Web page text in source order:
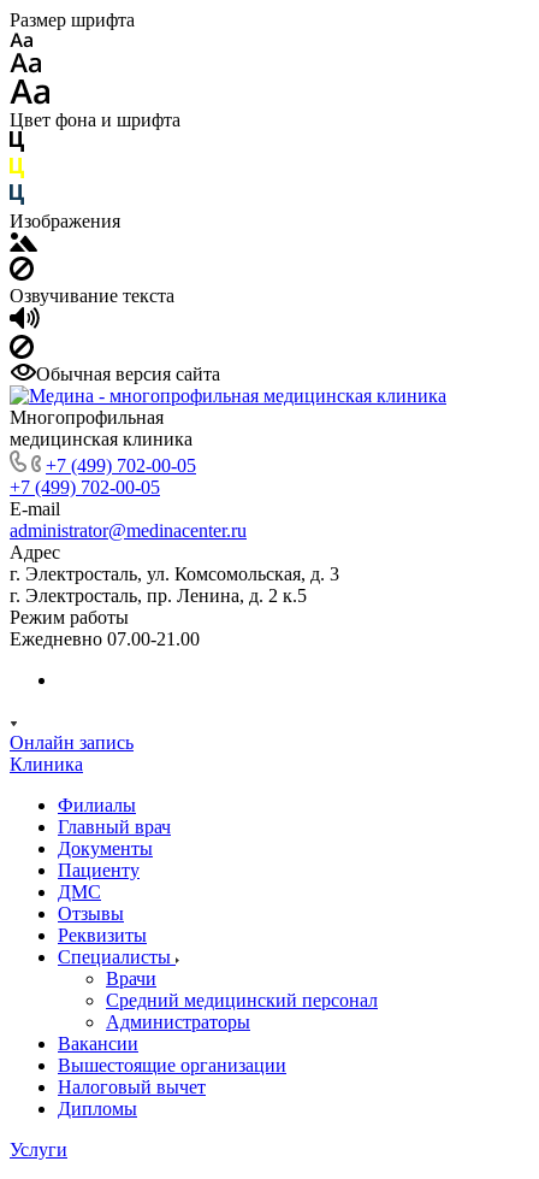
Размер шрифта
Цвет фона и шрифта
Изображения
Озвучивание текста
Обычная версия сайта
Многопрофильная
медицинская клиника
+7 (499) 702-00-05
+7 (499) 702-00-05
E-mail
administrator@medinacenter.ru
Адрес
г. Электросталь, ул. Комсомольская, д. 3
г. Электросталь, пр. Ленина, д. 2 к.5
Режим работы
Ежедневно 07.00-21.00
Онлайн запись
Клиника
Филиалы
Главный врач
Документы
Пациенту
ДМС
Отзывы
Реквизиты
Специалисты
Врачи
Средний медицинский персонал
Администраторы
Вакансии
Вышестоящие организации
Налоговый вычет
Дипломы
Услуги